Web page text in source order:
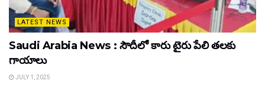
LATEST NEWS
Saudi Arabia News : సౌదీలో కారు టైరు పేలి తలకు
గాయాలు
JULY 1, 2025